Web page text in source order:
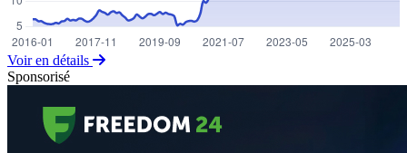
Voir en détails
Sponsorisé